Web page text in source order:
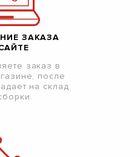
ЗАКАЗА
заказ в
после
на склад